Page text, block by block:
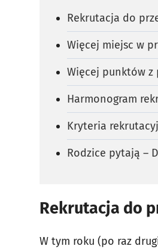
Rekrutacja do
Więcej miejsc w
Więcej punktów z
Harmonogram
Kryteria
Rodzice pytają –
Rekrutacja do
W tym roku (po raz